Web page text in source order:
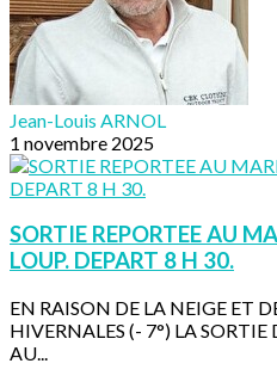
Jean-Louis ARNOL
1 novembre 2025
SORTIE REPORTEE AU
LOUP. DEPART 8 H 30.
EN RAISON DE LA NEIGE ET
HIVERNALES (- 7°) LA SORTIE
AU...